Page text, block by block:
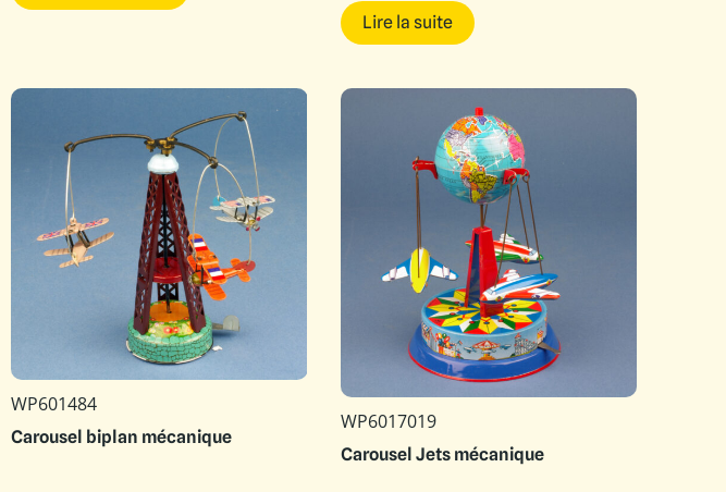
Lire la suite
WP601484
Carousel biplan mécanique
WP6017019
Carousel Jets mécanique